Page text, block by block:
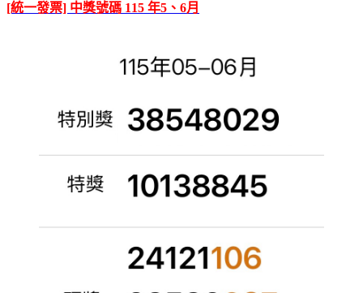
[統一發票] 中獎號碼 115 年5、6月